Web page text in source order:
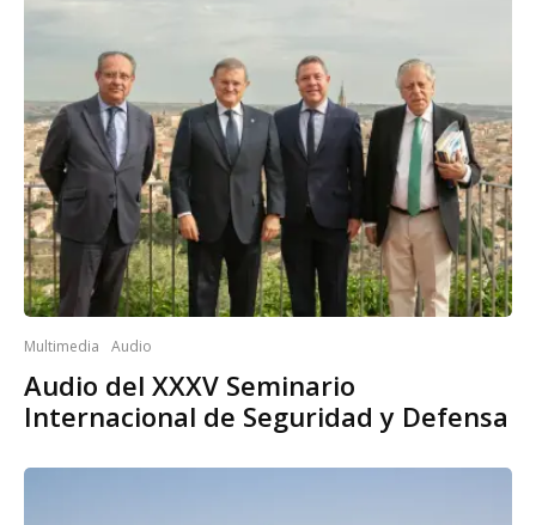
Multimedia Audio
Audio del XXXV Seminario
Internacional de Seguridad y Defensa